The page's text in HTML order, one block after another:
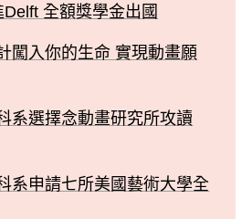
Delft 全額獎學金出國
闖入你的生命 實現動畫願
系選擇念動畫研究所攻讀
系申請七所美國藝術大學全